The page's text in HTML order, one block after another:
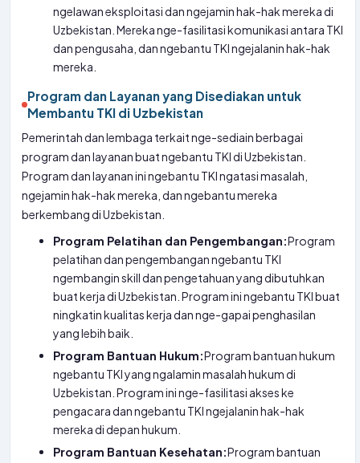
ngelawan eksploitasi dan ngejamin hak-hak mereka di
Uzbekistan. Mereka nge-fasilitasi komunikasi antara TKI
dan pengusaha, dan ngebantu TKI ngejalanin hak-hak
mereka.
Program dan Layanan yang Disediakan untuk
Membantu TKI di Uzbekistan
Pemerintah dan lembaga terkait nge-sediain berbagai
program dan layanan buat ngebantu TKI di Uzbekistan.
Program dan layanan ini ngebantu TKI ngatasi masalah,
ngejamin hak-hak mereka, dan ngebantu mereka
berkembang di Uzbekistan.
Program Pelatihan dan Pengembangan:Program
pelatihan dan pengembangan ngebantu TKI
ngembangin skill dan pengetahuan yang dibutuhkan
buat kerja di Uzbekistan. Program ini ngebantu TKI buat
ningkatin kualitas kerja dan nge-gapai penghasilan
yang lebih baik.
Program Bantuan Hukum:Program bantuan hukum
ngebantu TKI yang ngalamin masalah hukum di
Uzbekistan. Program ini nge-fasilitasi akses ke
pengacara dan ngebantu TKI ngejalanin hak-hak
mereka di depan hukum.
Program Bantuan Kesehatan:Program bantuan